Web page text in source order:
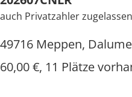
auch Privatzahler zugelassen
49716 Meppen,
60,00 €, 11 Plätze